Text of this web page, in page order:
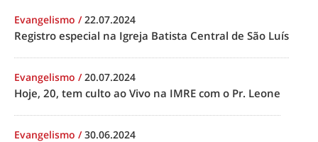
Evangelismo /22.07.2024
Registro especial na Igreja Batista Central de São Luís
Evangelismo /20.07.2024
Hoje, 20, tem culto ao Vivo na IMRE com o Pr. Leone
Evangelismo /30.06.2024